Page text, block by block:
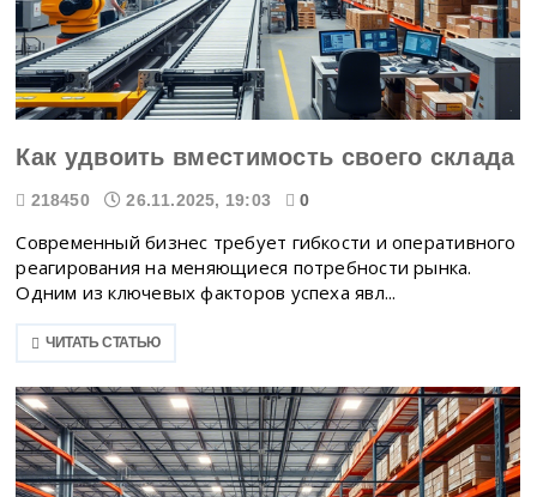
Как удвоить вместимость своего склада
218450 26.11.2025, 19:03 0
Современный бизнес требует гибкости и оперативного
реагирования на меняющиеся потребности рынка.
Одним из ключевых факторов успеха явл...
ЧИТАТЬ СТАТЬЮ